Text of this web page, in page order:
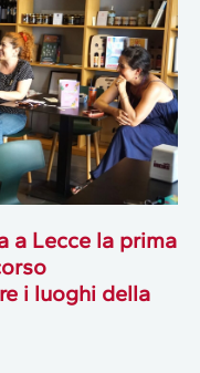
a Lecce la prima
i luoghi della